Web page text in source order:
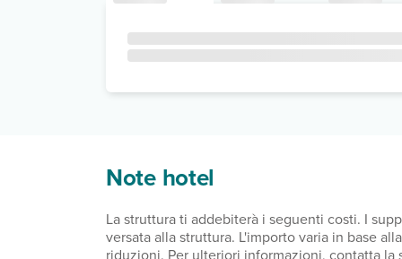
Note hotel
La struttura ti addebiterà i seguenti costi. I
versata alla struttura. L'importo varia in base
riduzioni. Per ulteriori informazioni, contatta